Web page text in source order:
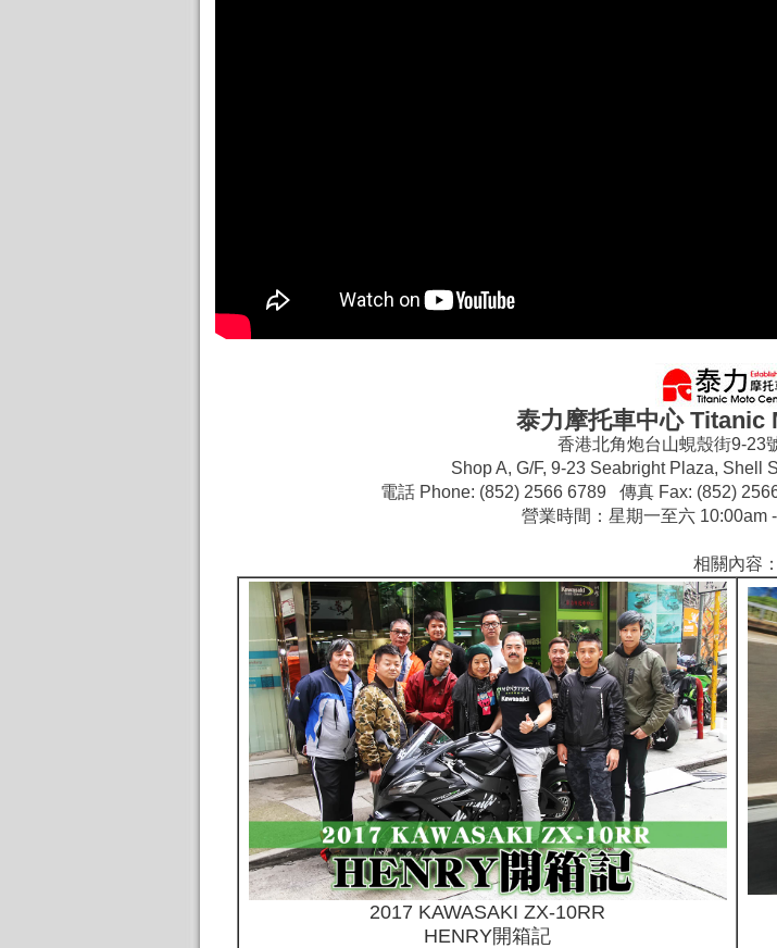
泰力摩托車中心 Titanic
香港北角炮台山蜆殼街9-23
Shop A, G/F, 9-23 Seabright Plaza,
電話 Phone: (852) 2566 6789 傳真 Fax: (852)
營業時間：星期一至六 10:00am
相關內容：
2017 KAWASAKI ZX-10RR
HENRY開箱記